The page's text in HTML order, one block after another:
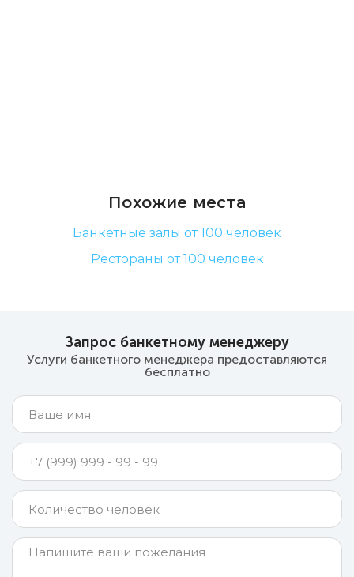
Похожие места
Банкетные залы от 100 человек
Рестораны от 100 человек
Запрос банкетному менеджеру
Услуги банкетного менеджера предоставляются
бесплатно